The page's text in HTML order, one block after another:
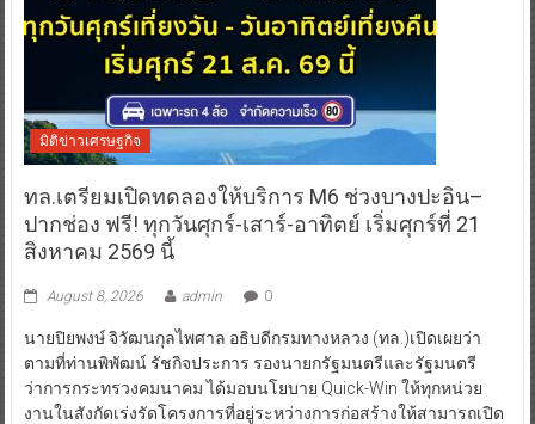
มิติข่าวเศรษฐกิจ
ทล.เตรียมเปิดทดลองให้บริการ M6 ช่วงบางปะอิน–
ปากช่อง ฟรี! ทุกวันศุกร์-เสาร์-อาทิตย์ เริ่มศุกร์ที่ 21
สิงหาคม 2569 นี้
August 8, 2026 admin 0
นายปิยพงษ์ จิวัฒนกุลไพศาล อธิบดีกรมทางหลวง (ทล.)เปิดเผยว่า
ตามที่ท่านพิพัฒน์ รัชกิจประการ รองนายกรัฐมนตรีและรัฐมนตรี
ว่าการกระทรวงคมนาคม ได้มอบนโยบาย Quick-Win ให้ทุกหน่วย
งานในสังกัดเร่งรัดโครงการที่อยู่ระหว่างการก่อสร้างให้สามารถเปิด